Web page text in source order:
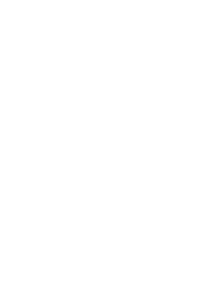
的支付方式。 讓您購物簡單
值。
帳。
將跳轉至「AFTEE先享後付」
完成結帳。
。
為交易完成。